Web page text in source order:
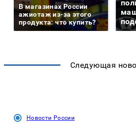
В магазинах России
ажиотаж из-за этого
продукта: что купить?
Следующая
Новости России